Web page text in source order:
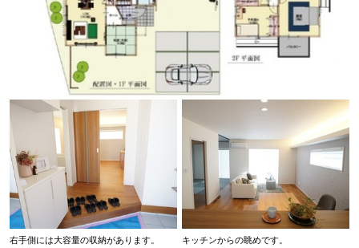
右手側には大容量の収納があります。 キッチンからの眺めです。